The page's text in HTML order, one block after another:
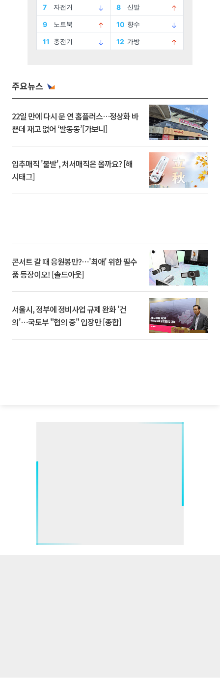
주요뉴스
22일 만에 다시 문 연 홈플러스…정상화 바
쁜데 재고 없어 ‘발동동’[가보니]
입추매직 '불발', 처서매직은 올까요? [해
시태그]
콘서트 갈 때 응원봉만?⋯'최애' 위한 필수
품 등장이오! [솔드아웃]
서울시, 정부에 정비사업 규제 완화 '건
의'⋯국토부 "협의 중" 입장만 [종합]